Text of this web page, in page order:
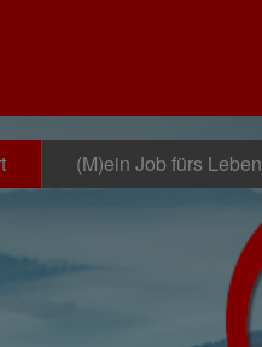
(M)ein Job fürs Leben